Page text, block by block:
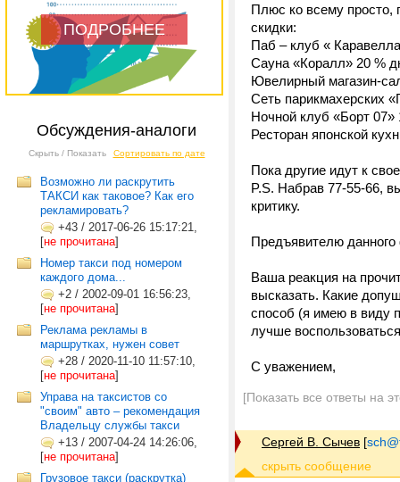
ПОДРОБНЕЕ
Обсуждения-аналоги
Скрыть / Показать Сортировать по дате
Возможно ли раскрутить
ТАКСИ как таковое? Как его
рекламировать?
+43 / 2017-06-26 15:17:21,
[не прочитана]
Номер такси под номером
каждого дома...
+2 / 2002-09-01 16:56:23,
[не прочитана]
Реклама рекламы в
маршрутках, нужен совет
+28 / 2020-11-10 11:57:10,
[не прочитана]
Управа на таксистов со
"своим" авто – рекомендация
Владельцу службы такси
+13 / 2007-04-24 14:26:06,
[не прочитана]
Грузовое такси (раскрутка)
Плюс ко всему просто,
скидки:
Паб – клуб «
Сауна «Коралл» 20 %
Ювелирный магазин-
Сеть парикмахерских
Ночной клуб «Борт
Ресторан японской
Пока другие идут к
P.S. Набрав 77-55-66,
критику.
Предъявителю
Ваша реакция на
высказать. Какие
способ (я имею в виду
лучше
С уважением,
[Показать все ответы на
Сергей В. Сычев [